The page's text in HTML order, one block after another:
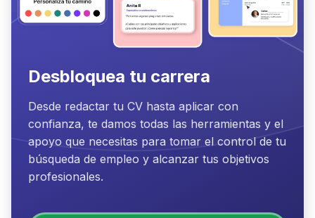
Desbloquea tu carrera
Desde redactar tu CV hasta aplicar con
confianza, te damos todas las herramientas y el
apoyo que necesitas para tomar el control de tu
búsqueda de empleo y alcanzar tus objetivos
profesionales.